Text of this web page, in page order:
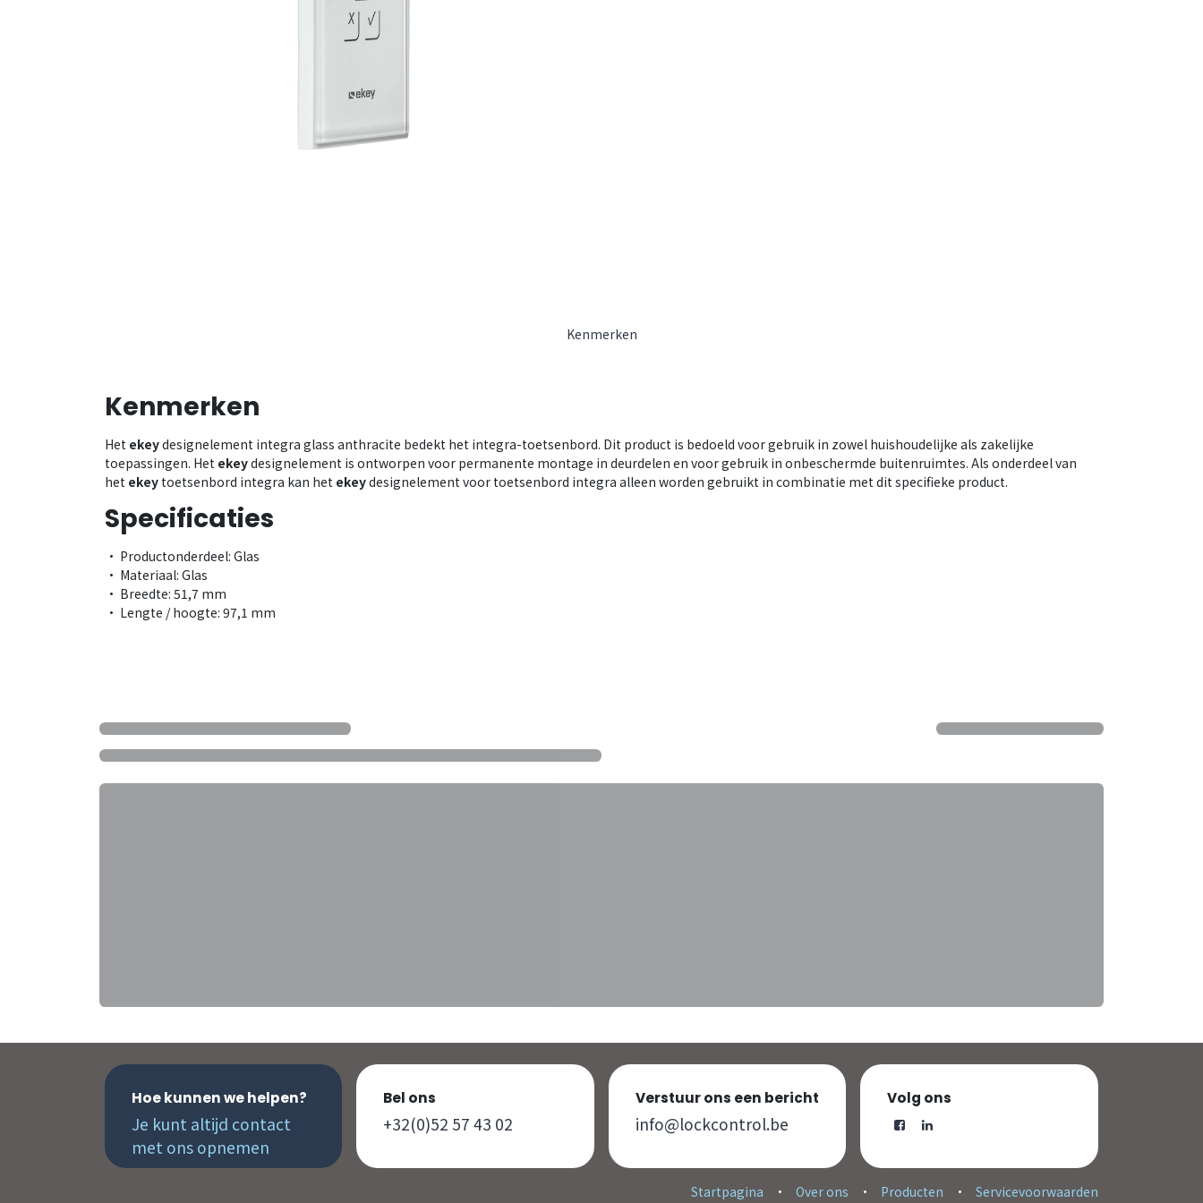
Kenmerken
Kenmerken
Het ekeydesignelement integra glass anthracite bedekt het integra-toetsenbord. Dit product is bedoeld voor gebruik in zowel huishoudelijke als zakelijke
toepassingen. Het ekeydesignelement is ontworpen voor permanente montage in deurdelen en voor gebruik in onbeschermde buitenruimtes. Als onderdeel van
het ekey toetsenbord integra kan het ekeydesignelement voor toetsenbord integra alleen worden gebruikt in combinatie met dit specifieke product.
Specificaties
• Productonderdeel: Glas
• Materiaal: Glas
• Breedte: 51,7 mm
• Lengte / hoogte: 97,1 mm
Hoe kunnen we helpen?
Je kunt altijd contact
met ons opnemen
Bel ons
+32(0)52 57 43 02
Verstuur ons een bericht
info@lockcontrol.be
Volg ons
Startpagina • Over ons • Producten • Servicevoorwaarden